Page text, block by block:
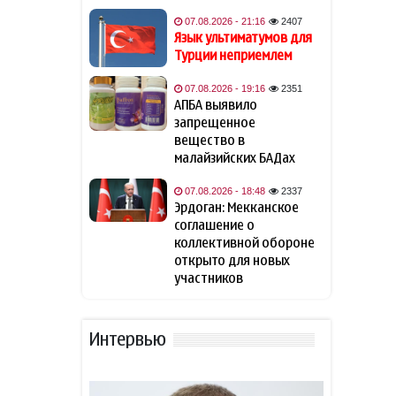
Азербайджану
беспрепятственный доступ
к Нахчывану
11:53
Британия подтвердила
поддержку долгосрочного
мира на Южном Кавказе
В ФИФА прокомментировали
спонсировании любовницы
Фон дер Ляйен захотела
пресечь доходы России «со
всех сторон»
кандидата на пост главы
07.08.2026 - 21:16 2407
Язык ультиматумов для
Турции неприемлем
07.08.2026 - 19:16 2351
АПБА выявило
запрещенное
вещество в
малайзийских БАДах
07.08.2026 - 18:48 2337
Эрдоган: Мекканское
соглашение о
коллективной обороне
открыто для новых
участников
Интервью